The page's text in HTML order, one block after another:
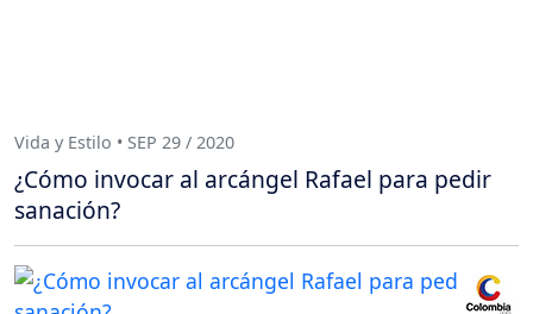
Vida y Estilo • SEP 29 / 2020
¿Cómo invocar al arcángel Rafael para pedir
sanación?